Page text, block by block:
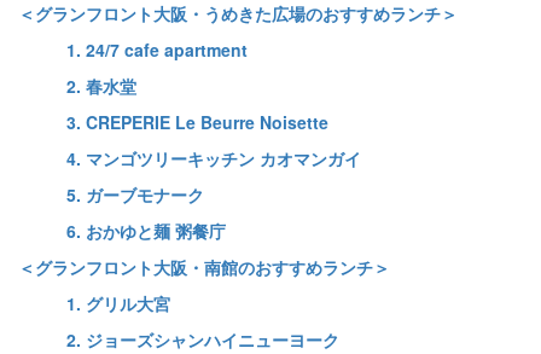
＜グランフロント大阪・うめきた広場のおすすめランチ＞
1. 24/7 cafe apartment
2. 春水堂
3. CREPERIE Le Beurre Noisette
4. マンゴツリーキッチン カオマンガイ
5. ガーブモナーク
6. おかゆと麺 粥餐庁
＜グランフロント大阪・南館のおすすめランチ＞
1. グリル大宮
2. ジョーズシャンハイニューヨーク